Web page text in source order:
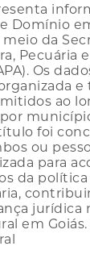
Domínio
da
Pecuária e
Os
ao
foi
ou
para
da política
jurídica
em